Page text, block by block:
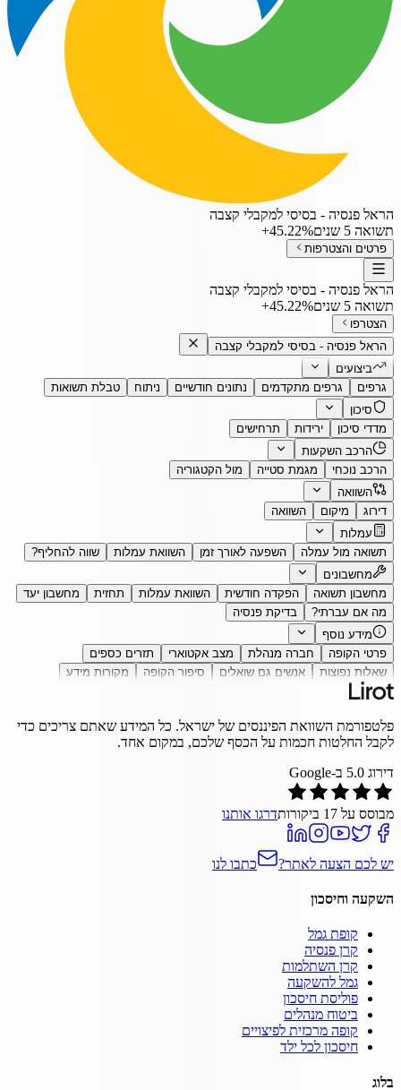
הראל פנסיה - בסיסי למקבלי קצבה
תשואה 5 שנים
‎+45.22%
פרטים והצטרפות
הראל פנסיה - בסיסי למקבלי קצבה
תשואה 5 שנים
‎+45.22%
הצטרפו
הראל פנסיה - בסיסי למקבלי קצבה
ביצועים
גרפים
גרפים מתקדמים נתונים חודשיים ניתוח
טבלת תשואות
סיכון
מדדי סיכון
ירידות
תרחישים
הרכב השקעות
הרכב נוכחי
מגמת סטייה
מול הקטגוריה
השוואה
דירוג
מיקום
השוואה
עמלות
תשואה מול עמלה
השפעה לאורך זמן השוואת עמלות
שווה להחליף?
מחשבונים
מחשבון תשואה
הפקדה חודשית השוואת עמלות תחזית
מחשבון יעד
מה אם עברתי?
בדיקת פנסיה
מידע נוסף
פרטי הקופה
חברה מנהלת מצב אקטוארי
תזרים כספים
שאלות נפוצות
אנשים גם שואלים סיפור הקופה מקורות מידע
פלטפורמת השוואת הפיננסים של ישראל. כל המידע שאתם צריכים כדי
לקבל החלטות חכמות על הכסף שלכם, במקום אחד.
דירוג 5.0 ב-Google
מבוסס על 17 ביקורותדרגו אותנו
יש לכם הצעה לאתר? כתבו לנו
השקעה וחיסכון
קופת גמל
קרן פנסיה
קרן השתלמות
גמל להשקעה
פוליסת חיסכון
ביטוח מנהלים
קופה מרכזית לפיצויים
חיסכון לכל ילד
בלוג